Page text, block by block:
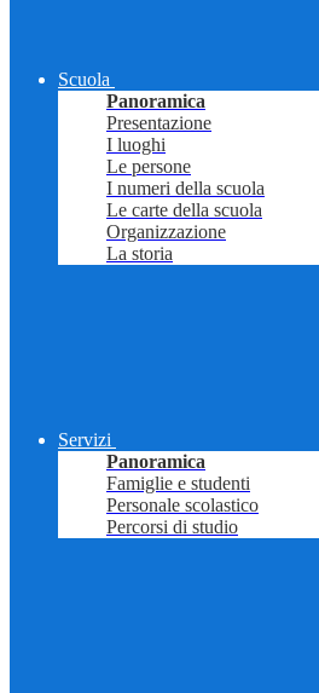
Scuola
Panoramica
Presentazione
I luoghi
Le persone
I numeri della scuola
Le carte della scuola
Organizzazione
La storia
Servizi
Panoramica
Famiglie e studenti
Personale scolastico
Percorsi di studio